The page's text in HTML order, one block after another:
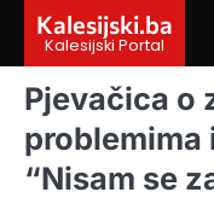
content
Kalesijski.ba
Kalesijski Portal
Pjevačica o
problemima
“Nisam se